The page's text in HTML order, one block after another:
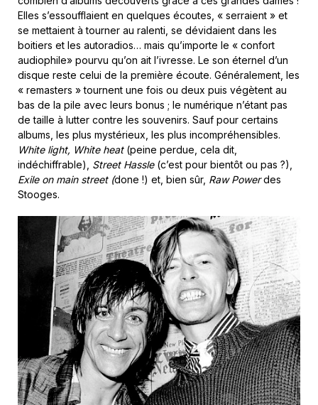
Elles s’essoufflaient en quelques écoutes, « serraient » et
se mettaient à tourner au ralenti, se dévidaient dans les
boitiers et les autoradios… mais qu’importe le « confort
audiophile» pourvu qu’on ait l’ivresse. Le son éternel d’un
disque reste celui de la première écoute. Généralement, les
« remasters » tournent une fois ou deux puis végètent au
bas de la pile avec leurs bonus ; le numérique n’étant pas
de taille à lutter contre les souvenirs. Sauf pour certains
albums, les plus mystérieux, les plus incompréhensibles.
White light, White heat(peine perdue, cela dit,
indéchiffrable), Street Hassle (c’est pour bientôt ou pas ?),
Exile on main street (done !) et, bien sûr, Raw Powerdes
Stooges.